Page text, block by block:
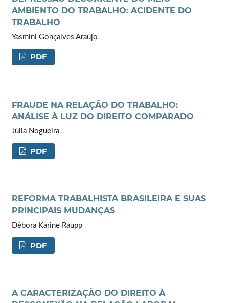
AMBIENTO DO TRABALHO: ACIDENTE DO
TRABALHO
Yasmini Gonçalves Araújo
PDF
FRAUDE NA RELAÇÃO DO TRABALHO:
ANÁLISE À LUZ DO DIREITO COMPARADO
Júlia Nogueira
PDF
REFORMA TRABALHISTA BRASILEIRA E SUAS
PRINCIPAIS MUDANÇAS
Débora Karine Raupp
PDF
A CARACTERIZAÇÃO DO DIREITO À